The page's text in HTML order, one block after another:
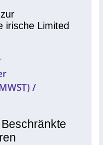
irische Limited
/